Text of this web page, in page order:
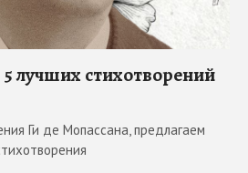
лучших стихотворений
Ги де Мопассана, предлагаем